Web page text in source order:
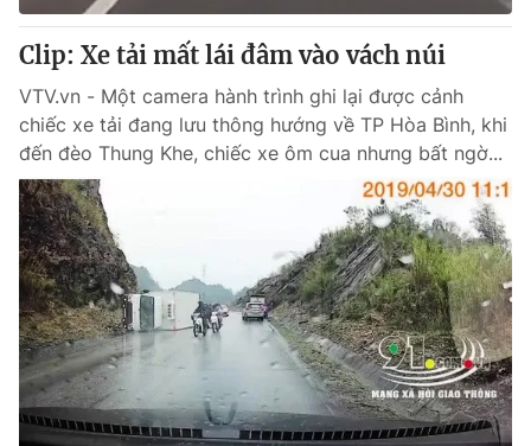
Clip: Xe tải mất lái đâm vào vách núi
VTV.vn - Một camera hành trình ghi lại được cảnh
chiếc xe tải đang lưu thông hướng về TP Hòa Bình, khi
đến đèo Thung Khe, chiếc xe ôm cua nhưng bất ngờ...